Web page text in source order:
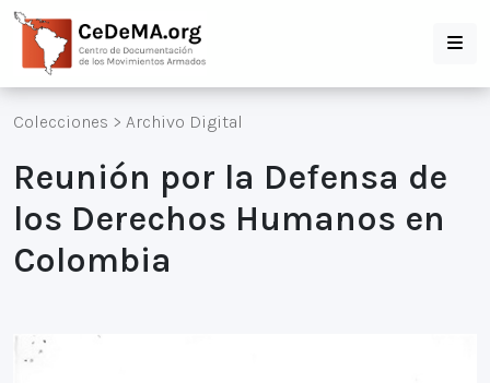
Colecciones > Archivo Digital
Reunión por la Defensa de
los Derechos Humanos en
Colombia